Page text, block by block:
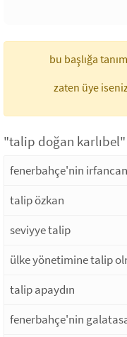
bu başlığa
zaten üye
"talip doğan
fenerbahçe'nin
talip özkan
seviyye talip
ülke yönetimine talip
talip apaydın
fenerbahçe'nin